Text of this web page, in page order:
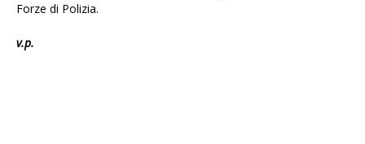
Forze di Polizia.
v.p.